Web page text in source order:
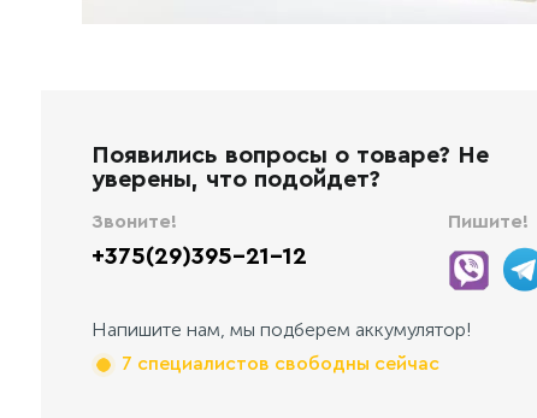
Появились вопросы о товаре? Не
уверены, что подойдет?
Звоните!
+375(29)395-21-12
Пишите!
Напишите нам, мы подберем аккумулятор!
7 специалистов свободны сейчас